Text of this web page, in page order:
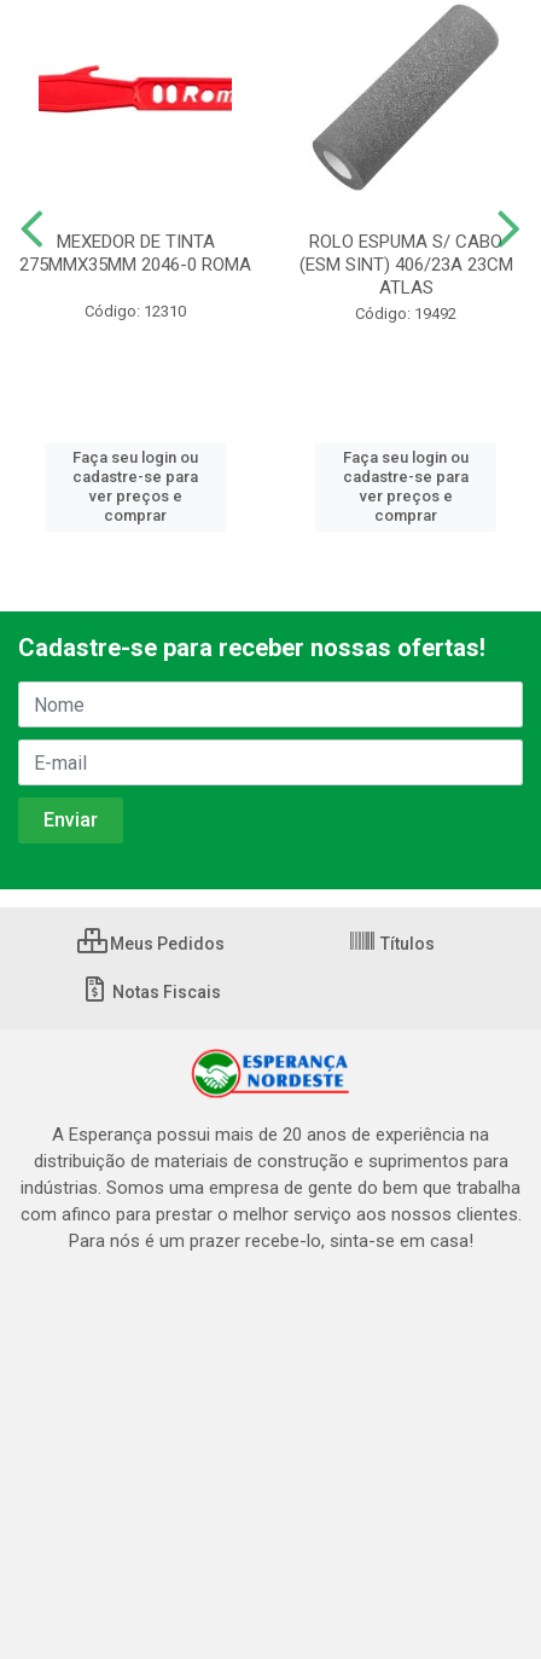
MEXEDOR DE TINTA
275MMX35MM 2046-0 ROMA
Código: 12310
Faça seu login ou
cadastre-se para
ver preços e
comprar
ROLO ESPUMA S/ CABO
(ESM SINT) 406/23A 23CM
ATLAS
Código: 19492
Faça seu login ou
cadastre-se para
ver preços e
comprar
Cadastre-se para receber nossas ofertas!
Meus Pedidos Títulos
Notas Fiscais
A Esperança possui mais de 20 anos de experiência na
distribuição de materiais de construção e suprimentos para
indústrias. Somos uma empresa de gente do bem que trabalha
com afinco para prestar o melhor serviço aos nossos clientes.
Para nós é um prazer recebe-lo, sinta-se em casa!